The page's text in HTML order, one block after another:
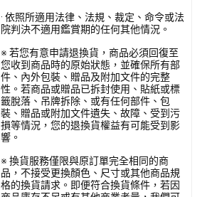
· 依照所適用法律、法規、裁定、命令或法
院判決不適用鑑賞期的任何其他情況。
※ 若您有意申請退換貨，商品必須回復至
您收到商品時的原始狀態，並確保所有部
件、內外包裝、贈品及附加文件的完整
性。若商品或贈品已拆封使用、貼紙或標
籤脫落、吊牌拆除、或有任何部件、包
裝、贈品或附加文件遺失、故障、受到污
損等情況，您的退換貨權益有可能受到影
響。
※ 換貨服務僅限與原訂單完全相同的商
品，不接受更換顏色、尺寸或其他商品規
格的換貨請求。即便符合換貨條件，若因